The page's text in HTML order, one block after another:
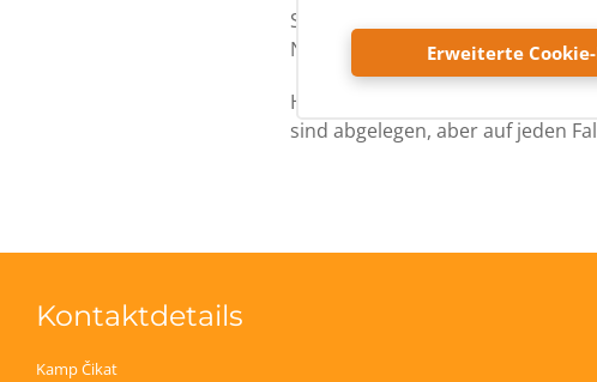
Sie können zwischen Sand-,
Nachbarinseln wählen.
Hier sind einige Vorschläge für
sind abgelegen, aber auf jeden
Kontaktdetails
Kamp Čikat
Erweiterte